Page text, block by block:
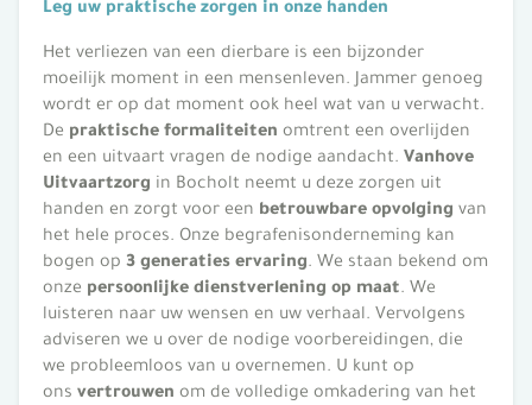
Leg uw praktische zorgen in onze handen
Het verliezen van een dierbare is een bijzonder
moeilijk moment in een mensenleven. Jammer genoeg
wordt er op dat moment ook heel wat van u verwacht.
De praktische formaliteiten omtrent een overlijden
en een uitvaart vragen de nodige aandacht. Vanhove
Uitvaartzorg in Bocholt neemt u deze zorgen uit
handen en zorgt voor een betrouwbare opvolging van
het hele proces. Onze begrafenisonderneming kan
bogen op 3 generaties ervaring . We staan bekend om
onze persoonlijke dienstverlening op maat . We
luisteren naar uw wensen en uw verhaal. Vervolgens
adviseren we u over de nodige voorbereidingen, die
we probleemloos van u overnemen. U kunt op
ons vertrouwen om de volledige omkadering van het